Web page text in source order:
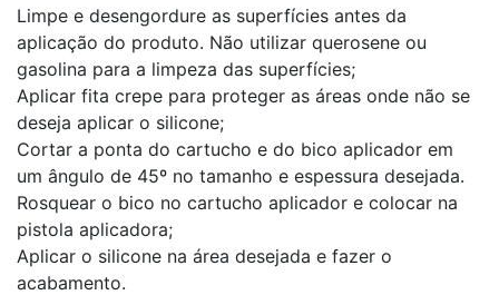
Limpe e desengordure as superfícies antes da
aplicação do produto. Não utilizar querosene ou
gasolina para a limpeza das superfícies;
Aplicar fita crepe para proteger as áreas onde não se
deseja aplicar o silicone;
Cortar a ponta do cartucho e do bico aplicador em
um ângulo de 45º no tamanho e espessura desejada.
Rosquear o bico no cartucho aplicador e colocar na
pistola aplicadora;
Aplicar o silicone na área desejada e fazer o
acabamento.